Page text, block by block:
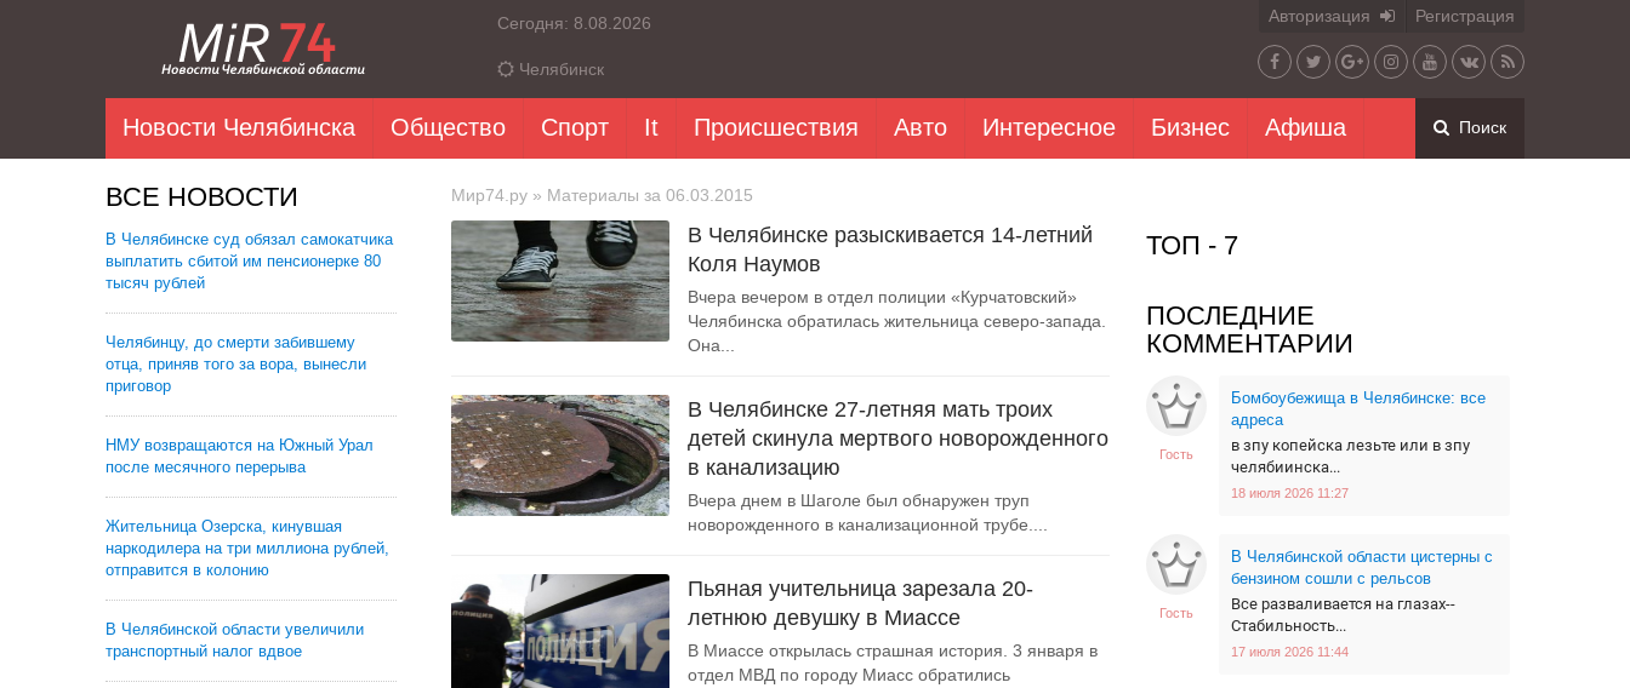
Сегодня: 8.08.2026
Челябинск
Авторизация Регистрация
Новости Челябинска Общество Спорт It Происшествия Авто Интересное Бизнес Афиша Поиск
ВСЕ НОВОСТИ
В Челябинске суд обязал самокатчика
выплатить сбитой им пенсионерке 80
тысяч рублей
Челябинцу, до смерти забившему
отца, приняв того за вора, вынесли
приговор
НМУ возвращаются на Южный Урал
после месячного перерыва
Жительница Озерска, кинувшая
наркодилера на три миллиона рублей,
отправится в колонию
В Челябинской области увеличили
транспортный налог вдвое
ТОП - 7
ПОСЛЕДНИЕ
КОММЕНТАРИИ
Гость
Бомбоубежища в Челябинске: все
адреса
в зпу копейска лезьте или в зпу
челябиинска...
18 июля 2026 11:27
Гость
В Челябинской области цистерны с
бензином сошли с рельсов
Все разваливается на глазах--
Стабильность...
17 июля 2026 11:44
Мир74.ру » Материалы за 06.03.2015
В Челябинске разыскивается 14-летний
Коля Наумов
Вчера вечером в отдел полиции «Курчатовский»
Челябинска обратилась жительница северо-запада.
Она...
В Челябинске 27-летняя мать троих
детей скинула мертвого новорожденного
в канализацию
Вчера днем в Шаголе был обнаружен труп
новорожденного в канализационной трубе....
Пьяная учительница зарезала 20-
летнюю девушку в Миассе
В Миассе открылась страшная история. 3 января в
отдел МВД по городу Миасс обратились